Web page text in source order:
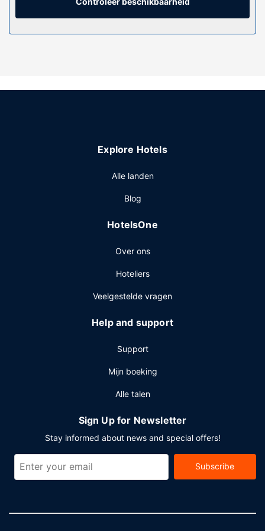
Algemene voorziening
De accommodatie heeft een terras waar je van het uitzicht
Explore Hotels
Alle landen
Blog
HotelsOne
Over ons
Hoteliers
Veelgestelde vragen
Help and support
Support
Mijn boeking
Alle talen
Sign Up for Newsletter
Stay informed about news and special offers!
Subscribe